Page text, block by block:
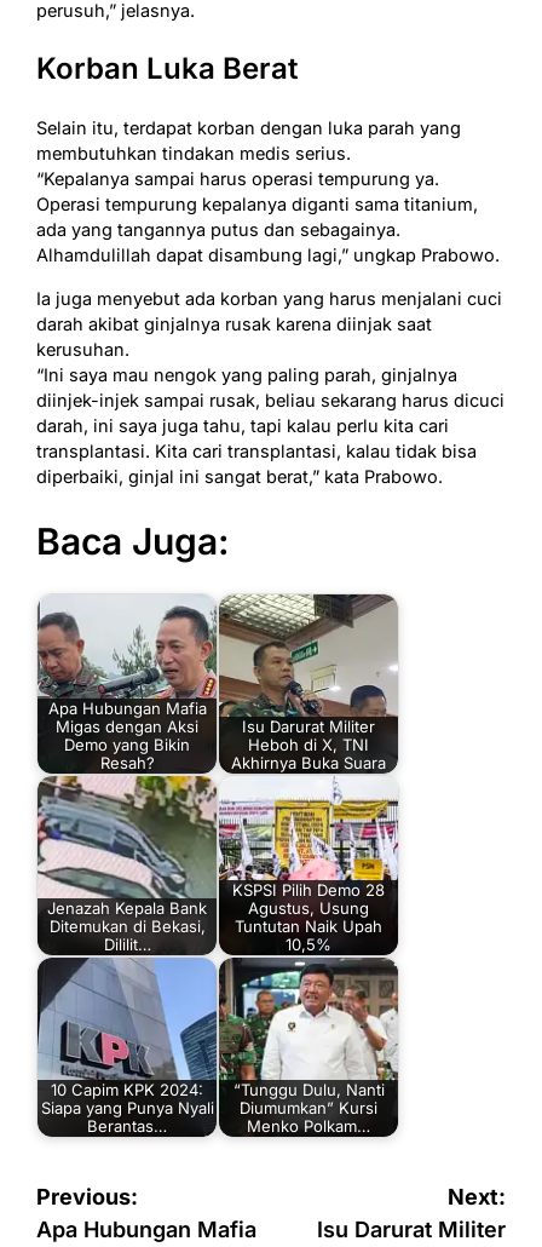
perusuh,” jelasnya.
Korban Luka Berat
Selain itu, terdapat korban dengan luka parah yang
membutuhkan tindakan medis serius.
“Kepalanya sampai harus operasi tempurung ya.
Operasi tempurung kepalanya diganti sama titanium,
ada yang tangannya putus dan sebagainya.
Alhamdulillah dapat disambung lagi,” ungkap Prabowo.
Ia juga menyebut ada korban yang harus menjalani cuci
darah akibat ginjalnya rusak karena diinjak saat
kerusuhan.
“Ini saya mau nengok yang paling parah, ginjalnya
diinjek-injek sampai rusak, beliau sekarang harus dicuci
darah, ini saya juga tahu, tapi kalau perlu kita cari
transplantasi. Kita cari transplantasi, kalau tidak bisa
diperbaiki, ginjal ini sangat berat,” kata Prabowo.
Baca Juga:
Apa Hubungan Mafia
Migas dengan Aksi
Demo yang Bikin
Resah?
Isu Darurat Militer
Heboh di X, TNI
Akhirnya Buka Suara
Jenazah Kepala Bank
Ditemukan di Bekasi,
Dililit…
KSPSI Pilih Demo 28
Agustus, Usung
Tuntutan Naik Upah
10,5%
10 Capim KPK 2024:
Siapa yang Punya Nyali
Berantas…
“Tunggu Dulu, Nanti
Diumumkan” Kursi
Menko Polkam…
Navigasi
pos
Previous:
Apa Hubungan Mafia
Next:
Isu Darurat Militer